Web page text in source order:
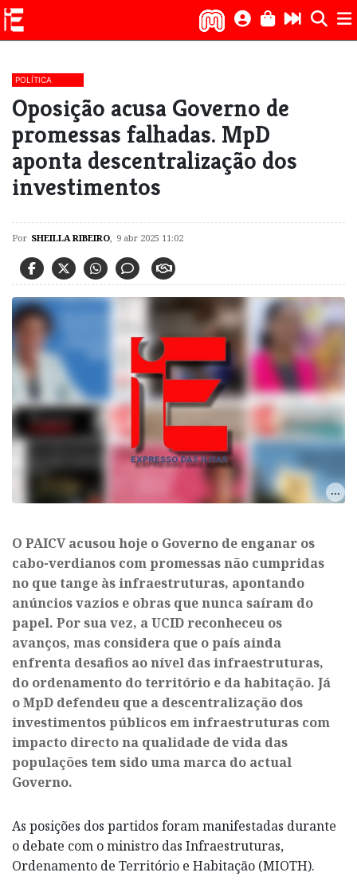
POLÍTICA
Oposição acusa Governo de
promessas falhadas. MpD
aponta descentralização dos
investimentos
Por SHEILLA RIBEIRO, 9 abr 2025 11:02
O PAICV acusou hoje o Governo de enganar os
cabo-verdianos com promessas não cumpridas
no que tange às infraestruturas, apontando
anúncios vazios e obras que nunca saíram do
papel. Por sua vez, a UCID reconheceu os
avanços, mas considera que o país ainda
enfrenta desafios ao nível das infraestruturas,
do ordenamento do território e da habitação. Já
o MpD defendeu que a descentralização dos
investimentos públicos em infraestruturas com
impacto directo na qualidade de vida das
populações tem sido uma marca do actual
Governo.
As posições dos partidos foram manifestadas durante
o debate com o ministro das Infraestruturas,
Ordenamento de Território e Habitação (MIOTH).